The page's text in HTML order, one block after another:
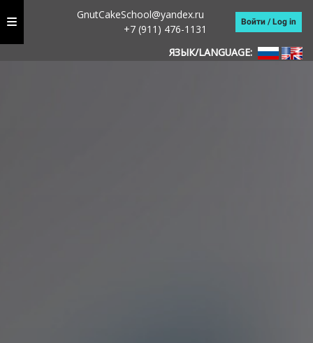
GnutCakeSchool@yandex.ru
+7 (911) 476-1131
Войти / Log in
ЯЗЫК/LANGUAGE: